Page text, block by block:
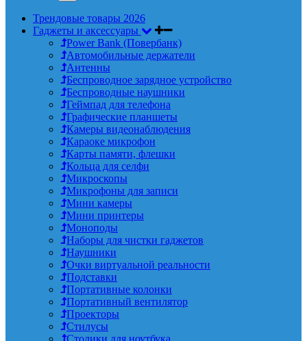
Трендовые товары 2026
Гаджеты и аксессуары
Power Bank (Повербанк)
Автомобильные держатели
Антенны
Беспроводное зарядное устройство
Беспроводные наушники
Геймпад для телефона
Графические планшеты
Камеры видеонаблюдения
Караоке микрофон
Карты памяти, флешки
Кольца для селфи
Микроскопы
Микрофоны для записи
Мини камеры
Мини принтеры
Моноподы
Наборы для чистки гаджетов
Наушники
Очки виртуальной реальности
Подставки
Портативные колонки
Портативный вентилятор
Проекторы
Стилусы
Столики для ноутбука